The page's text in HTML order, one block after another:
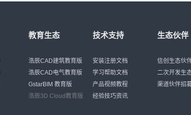
教育生态
浩辰CAD建筑教育版
浩辰CAD电气教育版
GstarBIM 教育版
浩辰3D Cloud教育版
技术支持
安装注册文档
学习帮助文档
产品视频教程
经验技巧资讯
生态伙伴
信创生态伙
二次开发生
渠道伙伴招